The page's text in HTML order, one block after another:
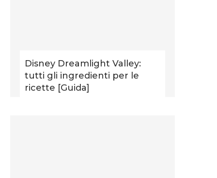
Disney Dreamlight Valley:
tutti gli ingredienti per le
ricette [Guida]